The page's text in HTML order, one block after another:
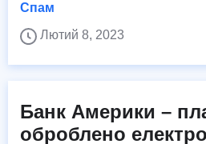
Спам
Лютий 8, 2023
Банк Америки –
оброблено